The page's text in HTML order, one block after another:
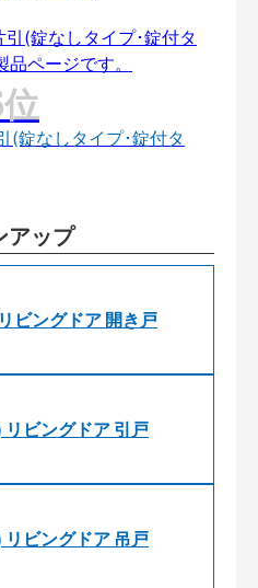
(錠なしタイプ･錠付タ
アップ
ビングドア 開き戸
ビングドア 引戸
ビングドア 吊戸